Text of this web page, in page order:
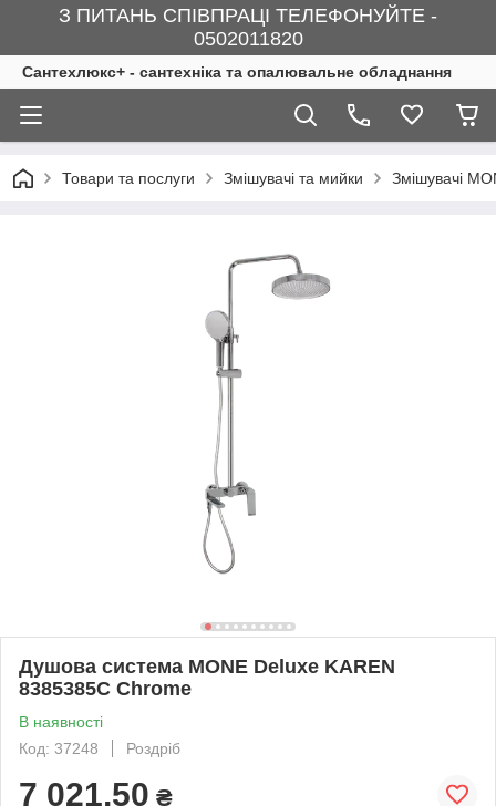
З ПИТАНЬ СПІВПРАЦІ ТЕЛЕФОНУЙТЕ -
0502011820
Сантехлюкс+ - сантехніка та опалювальне обладнання
Товари та послуги Змішувачі та мийки Змішувачі
Душова система MONE Deluxe KAREN
8385385C Chrome
В наявності
Код: 37248
Роздріб
7 021,50 ₴